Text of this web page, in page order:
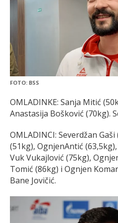
FOTO: BSS
OMLADINKE: Sanja Mitić
Anastasija Bošković (70kg).
OMLADINCI: Severdžan
(51kg), OgnjenAntić
Vuk Vukajlović (75kg),
Tomić (86kg) i Ognjen
Bane Jovičić.